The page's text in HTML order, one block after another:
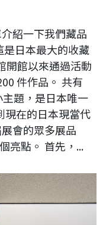
紹一下我們藏品
是日本最大的收藏
開館以來通過活動
件作品。 共有
題，是日本唯一
現在的日本現當代
會的眾多展品
亮點。 首先，...